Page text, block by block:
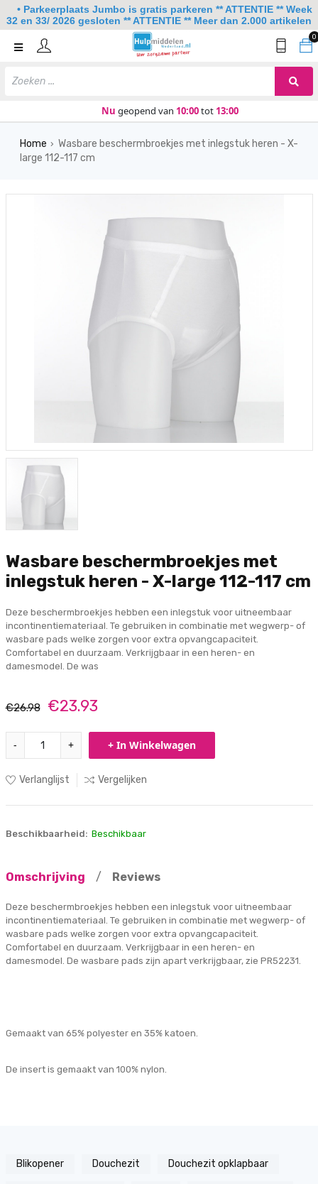
0
Nu geopend van 10:00tot 13:00
Home
Keuken
Home › Wasbare beschermbroekjes met inlegstuk heren - X-
large 112-117 cm
Wasbare beschermbroekjes met
inlegstuk heren - X-large 112-117 cm
Deze beschermbroekjes hebben een inlegstuk voor uitneembaar
incontinentiemateriaal. Te gebruiken in combinatie met wegwerp- of
wasbare pads welke zorgen voor extra opvangcapaciteit.
Comfortabel en duurzaam. Verkrijgbaar in een heren- en
damesmodel. De was
€26.98 €23.93
- + + In Winkelwagen
Verlanglijst Vergelijken
Beschikbaarheid: Beschikbaar
Omschrijving / Reviews
Deze beschermbroekjes hebben een inlegstuk voor uitneembaar
incontinentiemateriaal. Te gebruiken in combinatie met wegwerp- of
wasbare pads welke zorgen voor extra opvangcapaciteit.
Comfortabel en duurzaam. Verkrijgbaar in een heren- en
damesmodel. De wasbare pads zijn apart verkrijgbaar, zie PR52231.
Gemaakt van 65% polyester en 35% katoen.
De insert is gemaakt van 100% nylon.
Blikopener Douchezit Douchezit opklapbaar
• Parkeerplaats Jumbo is gratis parkeren ** ATTENTIE ** Week
32 en 33/ 2026 gesloten ** ATTENTIE ** Meer dan 2.000 artikelen